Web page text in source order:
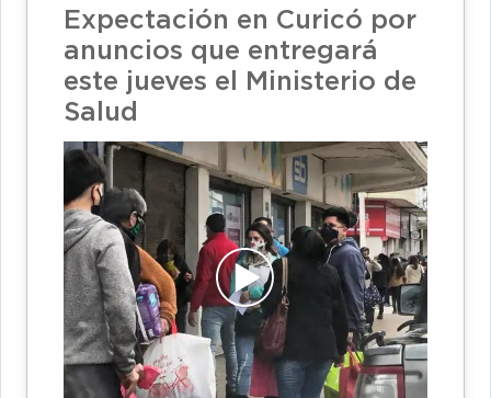
Expectación en Curicó por
anuncios que entregará
este jueves el Ministerio de
Salud